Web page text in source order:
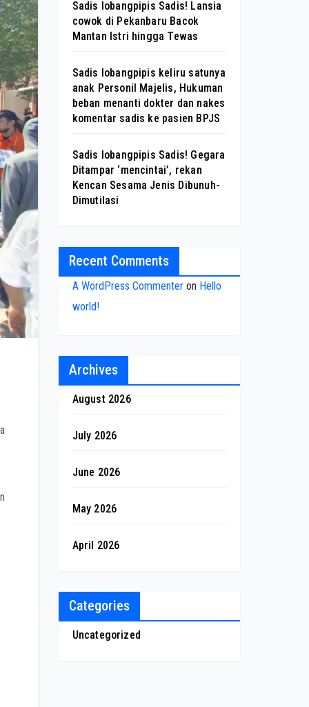
Sadis lobangpipis Sadis! Lansia
cowok di Pekanbaru Bacok
Mantan Istri hingga Tewas
Sadis lobangpipis keliru satunya
anak Personil Majelis, Hukuman
beban menanti dokter dan nakes
komentar sadis ke pasien BPJS
Sadis lobangpipis Sadis! Gegara
Ditampar ‘mencintai’, rekan
Kencan Sesama Jenis Dibunuh-
Dimutilasi
Recent Comments
A WordPress Commenteron Hello
world!
Archives
August 2026
July 2026
June 2026
May 2026
April 2026
Categories
Uncategorized